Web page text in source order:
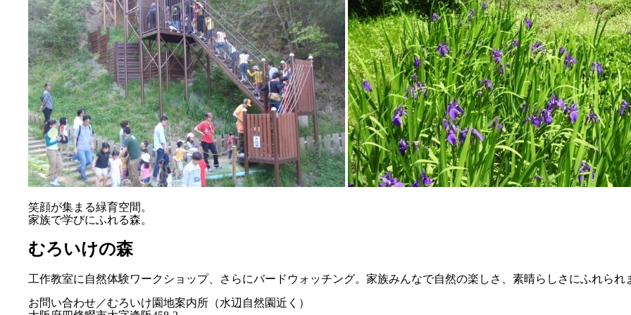
笑顔が集まる緑育空間。
家族で学びにふれる森。
むろいけの森
工作教室に自然体験ワークショップ、さらにバードウォッチング。家族みんなで自然の楽しさ、素晴らしさにふれられ
お問い合わせ／むろいけ園地案内所（水辺自然園近く）